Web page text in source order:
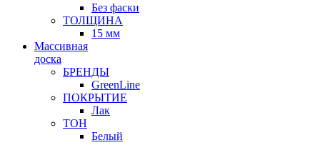
Без фаски
ТОЛЩИНА
15 мм
Массивная
доска
БРЕНДЫ
GreenLine
ПОКРЫТИЕ
Лак
ТОН
Белый